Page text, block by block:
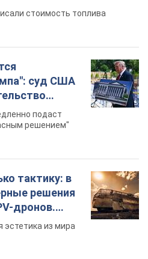
стоимость топлива
суд США
400 млн
подаст
решением"
тактику: в
решения
дронов.
эстетика из мира